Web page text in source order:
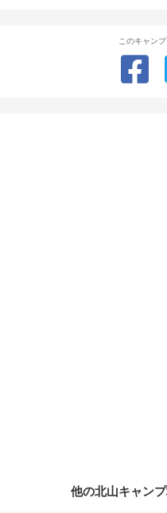
このキャン
他の北山キャン